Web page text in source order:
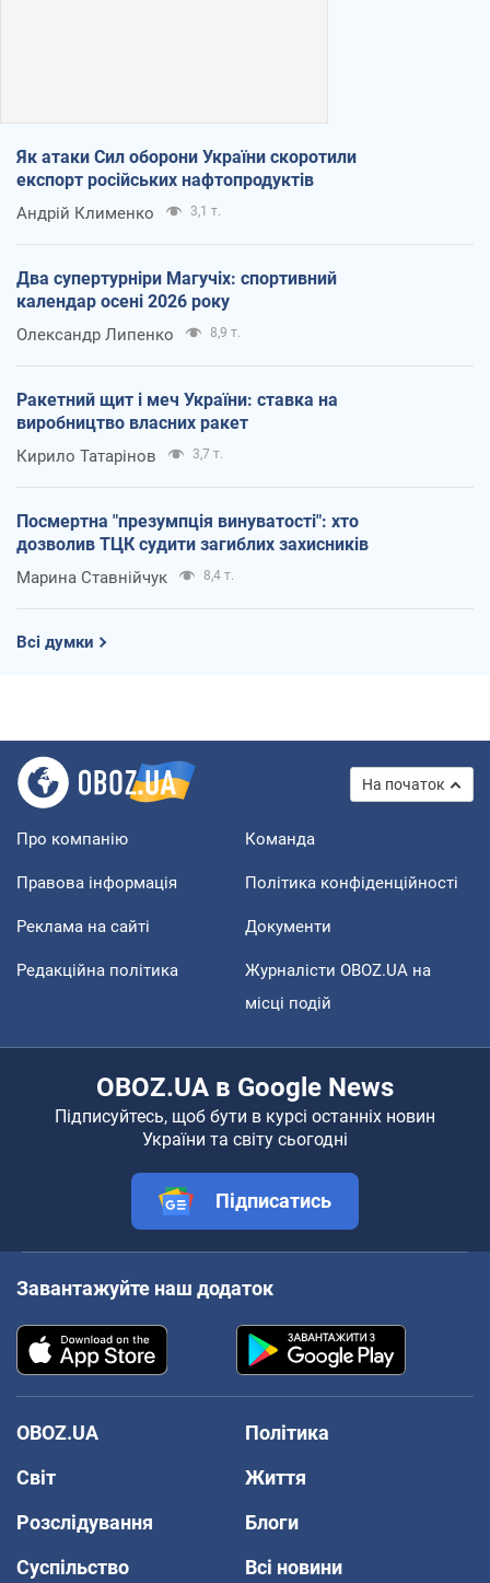
Як атаки Сил оборони України скоротили
експорт російських нафтопродуктів
Андрій Клименко 3,1 т.
Два супертурніри Магучіх: спортивний
календар осені 2026 року
Олександр Липенко 8,9 т.
Ракетний щит і меч України: ставка на
виробництво власних ракет
Кирило Татарінов 3,7 т.
Посмертна "презумпція винуватості": хто
дозволив ТЦК судити загиблих захисників
Марина Ставнійчук 8,4 т.
Всі думки
На початок
Про компанію Команда
Правова інформація Політика конфіденційності
Реклама на сайті Документи
Редакційна політика
Журналісти OBOZ.UA на
місці подій
OBOZ.UA в Google News
Підписуйтесь, щоб бути в курсі останніх новин
України та світу сьогодні
Підписатись
Завантажуйте наш додаток
OBOZ.UA
Політика
Світ
Життя
Розслідування
Блоги
Суспільство
Всі новини